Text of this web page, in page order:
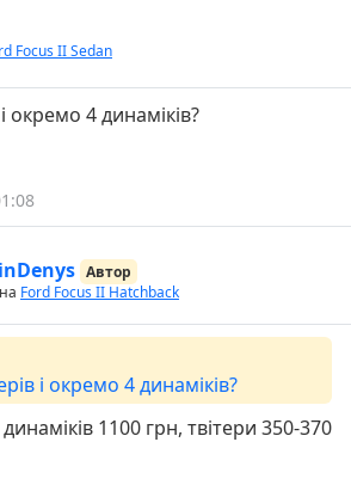
Focus II Sedan
окремо 4 динаміків?
Автор
Ford Focus II Hatchback
і окремо 4 динаміків?
1100 грн, твітери 350-370